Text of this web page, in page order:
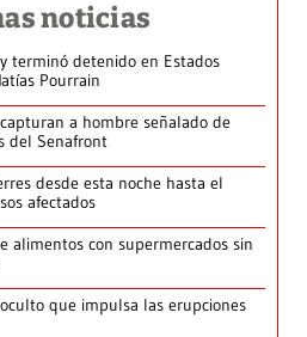
noticias
terminó detenido en Estados
Pourrain
a hombre señalado de
del Senafront
desde esta noche hasta el
afectados
alimentos con supermercados sin
que impulsa las erupciones